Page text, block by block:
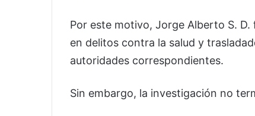
Por este motivo, Jorge Alberto S.
en delitos contra la salud y
autoridades correspondientes.
Sin embargo, la investigación no